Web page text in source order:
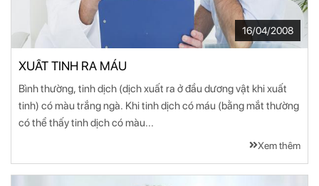
16/04/2008
XUẤT TINH RA MÁU
Bình thường, tinh dịch (dịch xuất ra ở đầu dương vật khi xuất
tinh) có màu trắng ngà. Khi tinh dịch có máu (bằng mắt thường
có thể thấy tinh dịch có màu...
Xem thêm